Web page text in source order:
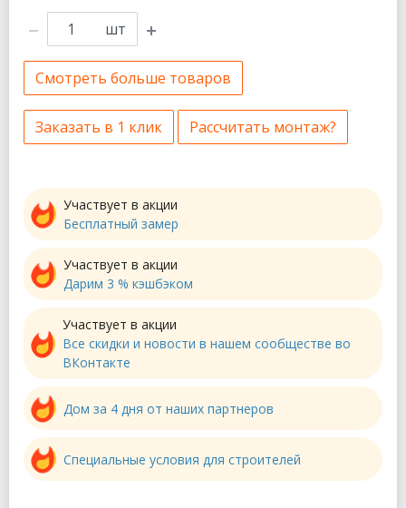
шт
Смотреть больше товаров
Заказать в 1 клик Рассчитать монтаж?
Участвует в акции
Бесплатный замер
Участвует в акции
Дарим 3 % кэшбэком
Участвует в акции
Все скидки и новости в нашем сообществе во
ВКонтакте
Дом за 4 дня от наших партнеров
Специальные условия для строителей